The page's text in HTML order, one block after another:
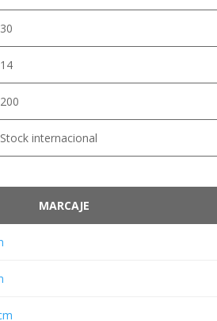
30
14
200
Stock internacional
MARCAJE